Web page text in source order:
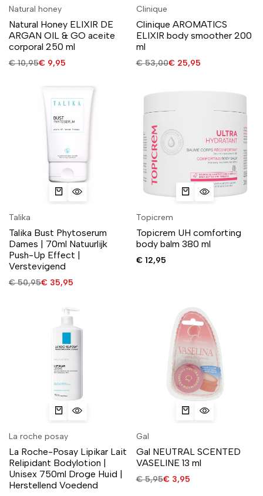
Natural honey
Natural Honey ELIXIR DE
ARGAN OIL & GO aceite
corporal 250 ml
€10,95€ 9,95
Clinique
Clinique AROMATICS
ELIXIR body smoother 200
ml
€53,00€25,95
Talika
Talika Bust Phytoserum
Dames | 70ml Natuurlijk
Push-Up Effect |
Verstevigend
€50,95€ 35,95
Topicrem
Topicrem UH comforting
body balm 380 ml
€12,95
La roche posay
La Roche-Posay Lipikar Lait
Relipidant Bodylotion |
Unisex 750ml Droge Huid |
Herstellend Voedend
Gal
Gal NEUTRAL SCENTED
VASELINE 13 ml
€5,95€3,95